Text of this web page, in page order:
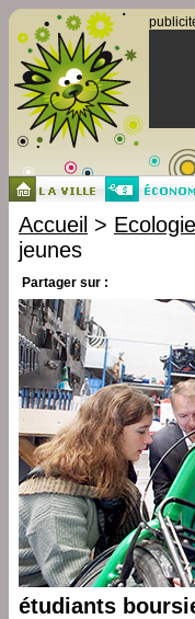
Accueil > Ecologie
jeunes
Partager sur :
étudiants
Panneau de gestion des cookies